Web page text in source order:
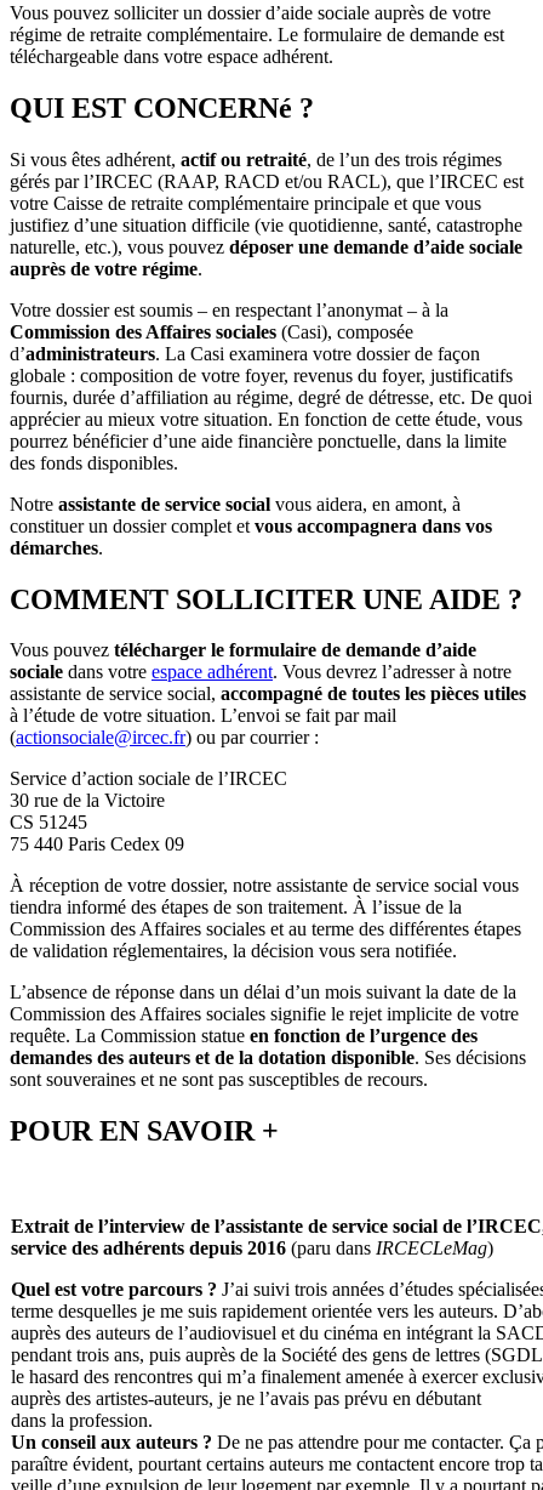
Vous pouvez solliciter un dossier d’aide sociale auprès de votre
régime de retraite complémentaire. Le formulaire de demande est
téléchargeable dans votre espace adhérent.
QUI EST CONCERNé ?
Si vous êtes adhérent, actif ou retraité, de l’un des trois régimes
gérés par l’IRCEC (RAAP, RACD et/ou RACL), que l’IRCEC est
votre Caisse de retraite complémentaire principale et que vous
justifiez d’une situation difficile (vie quotidienne, santé, catastrophe
naturelle, etc.), vous pouvez déposer une demande d’aide sociale
auprès de votre régime.
Votre dossier est soumis – en respectant l’anonymat – à la
Commission des Affaires sociales (Casi), composée
d’administrateurs. La Casi examinera votre dossier de façon
globale : composition de votre foyer, revenus du foyer, justificatifs
fournis, durée d’affiliation au régime, degré de détresse, etc. De quoi
apprécier au mieux votre situation. En fonction de cette étude, vous
pourrez bénéficier d’une aide financière ponctuelle, dans la limite
des fonds disponibles.
Notre assistante de service social vous aidera, en amont, à
constituer un dossier complet et vous accompagnera dans vos
démarches.
COMMENT SOLLICITER UNE AIDE ?
Vous pouvez télécharger le formulaire de demande d’aide
sociale dans votre espace adhérent. Vous devrez l’adresser à notre
assistante de service social, accompagné de toutes les pièces utiles
à l’étude de votre situation. L’envoi se fait par mail
(actionsociale@ircec.fr) ou par courrier :
Service d’action sociale de l’IRCEC
30 rue de la Victoire
CS 51245
75 440 Paris Cedex 09
À réception de votre dossier, notre assistante de service social vous
tiendra informé des étapes de son traitement. À l’issue de la
Commission des Affaires sociales et au terme des différentes étapes
de validation réglementaires, la décision vous sera notifiée.
L’absence de réponse dans un délai d’un mois suivant la date de la
Commission des Affaires sociales signifie le rejet implicite de votre
requête. La Commission statue en fonction de l’urgence des
demandes des auteurs et de la dotation disponible. Ses décisions
sont souveraines et ne sont pas susceptibles de recours.
POUR EN SAVOIR +
Extrait de l’interview de l’assistante de service social de
service des adhérents depuis 2016 (paru dans IRCECLeMag)
Quel est votre parcours ? J’ai suivi trois années d’études
terme desquelles je me suis rapidement orientée vers les auteurs.
auprès des auteurs de l’audiovisuel et du cinéma en intégrant la
pendant trois ans, puis auprès de la Société des gens de lettres
le hasard des rencontres qui m’a finalement amenée à exercer
auprès des artistes-auteurs, je ne l’avais pas prévu en débutant
dans la profession.
Un conseil aux auteurs ? De ne pas attendre pour me contacter. Ça
paraître évident, pourtant certains auteurs me contactent encore trop